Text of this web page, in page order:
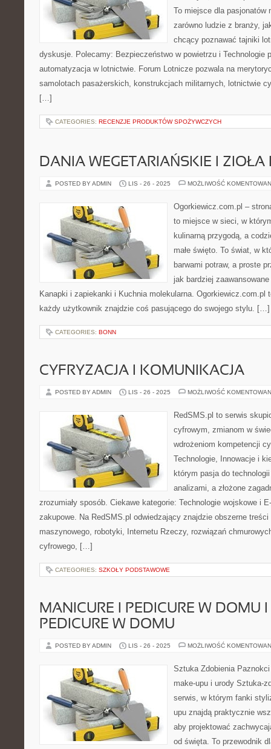
To miejsce dla pasjonatów
zarówno ludzie z branży,
chcący poznawać tajniki
dyskusje. Polecamy: Bezpieczeństwo w powietrzu i Technologie
automatyzacja w lotnictwie. Forum Lotnicze pozwala na
samolotach pasażerskich, konstrukcjach militarnych, lotnictwie
[…]
CATEGORIES: RECENZJE PRODUKTÓW SPOŻYWCZYCH
DANIA WEGETARIAŃSKIE I ZIOŁA
POSTED BY ADMIN LIS - 26 - 2025 MOŻLIWOŚĆ
Ogorkiewicz.com.pl –
to miejsce w sieci, w
kulinarną przygodą, a
małe święto. To świat, w
barwami potraw, a proste
jak bardziej
Kanapki i zapiekanki i Kuchnia molekularna. Ogorkiewicz.com.pl
każdy użytkownik znajdzie coś pasującego do swojego stylu. […]
CATEGORIES: BONN
CYFRYZACJA I KOMUNIKACJA
POSTED BY ADMIN LIS - 26 - 2025 MOŻLIWOŚĆ
RedSMS.pl to serwis
cyfrowym, zmianom w
wdrożeniom kompetencji
Technologie, Innowacje i
którym pasja do
analizami, a złożone
zrozumiały sposób. Ciekawe kategorie: Technologie wojskowe i
zakupowe. Na RedSMS.pl odwiedzający znajdzie obszerne
maszynowego, robotyki, Internetu Rzeczy, rozwiązań
cyfrowego, […]
CATEGORIES: SZKOŁY PODSTAWOWE
MANICURE I PEDICURE W DOMU
PEDICURE W DOMU
POSTED BY ADMIN LIS - 26 - 2025 MOŻLIWOŚĆ
Sztuka Zdobienia
make-upu i urody Sztuka-
serwis, w którym fanki
upu znajdą praktycznie
aby projektować
od święta. To przewodnik